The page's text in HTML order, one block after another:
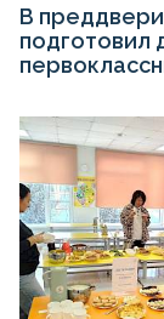
В
подготовил